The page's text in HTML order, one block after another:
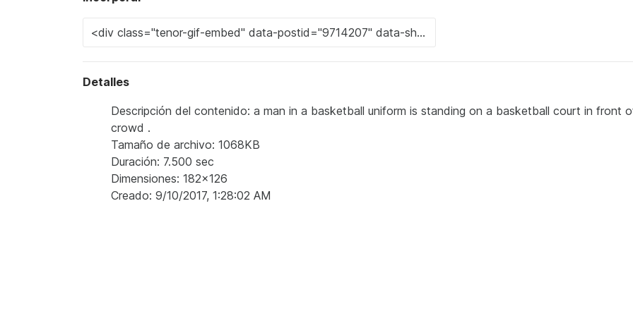
Detalles
Descripción del contenido: a man in a basketball uniform is standing on a basketball court in front
crowd .
Tamaño de archivo: 1068KB
Duración: 7.500 sec
Dimensiones: 182x126
Creado: 9/10/2017, 1:28:02 AM